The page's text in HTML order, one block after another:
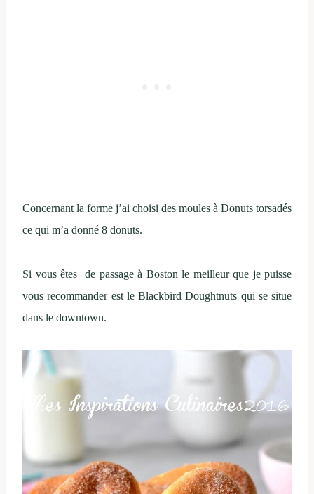
Concernant la forme j’ai choisi des moules à Donuts torsadés
ce qui m’a donné 8 donuts.
Si vous êtes de passage à Boston le meilleur que je puisse
vous recommander est le Blackbird Doughtnuts qui se situe
dans le downtown.